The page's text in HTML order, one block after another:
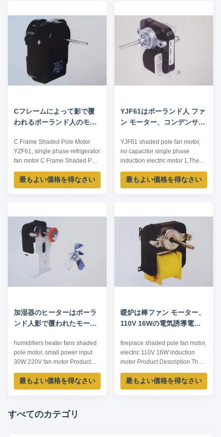
E, B, F 5. speed No.1, 2 and 3
speed 7. Bearing:Sliding
bearing and ...
fan air purifier han drier
humidifier Transmission Shaft ...
Cフレームによって影で覆
われるポーランド人のモー
冷却装置ファン モーター
C Frame Shaded Pole Motor
YZF61, single phase refrigerator
fan motor C Frame Shaded Pole
Motor 48, 55, 61, 71 Q Shaded
Pole Motor 5-13-18, 7-20-26,
10-20-18, 16-25-26, 25-40-26
Frequency 115/230V, 50/60Hz;
12/24/48VDC (Customizable)
Speed Range 1300...
最もよい価格を得なさい
YJF61はポーランド人 ファ
ン モーター、コンデンサー
動機を影で覆わなかった
YJF61 shaded pole fan motor,
no capacitor single phase
induction electric motor 1,The
main characters of motor can be
designed according to the
voltage(220-240V/110-
whole machine.2,The length of
outside shaft can be designed
according to ...
最もよい価格を得なさい
加湿器のヒーターはポーラ
ンド人影で覆われたモータ
ファン モーターに送風する
humidifiers heater fans shaded
pole motor, small power input
30W 220V fan motor Product
Description The series motor is
safe and reliable, low noise,
characteristics hard, good
series motor is widely used in
humidifiers, heater fan, electdc
最もよい価格を得なさい
暖炉は棒ファン モーター、
110V 16Wの電気誘導電動
fireplace shaded pole fan motor,
electric 110V 16W induction
motor Product Description The
series motor is safe and reliable,
low noise, characteristics hard,
good starting and long life etc.
最もよい価格を得なさい
すべてのカテゴリ